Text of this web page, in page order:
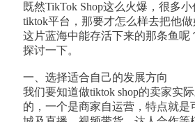
既然TikTok Shop这么火爆，很多
tiktok平台，那要才怎么样去把他
这片蓝海中能存活下来的那条鱼呢
探讨一下。
一、选择适合自己的发展方向
我们要知道做tiktok shop的卖家实
的，一个是商家自运营，特点就是